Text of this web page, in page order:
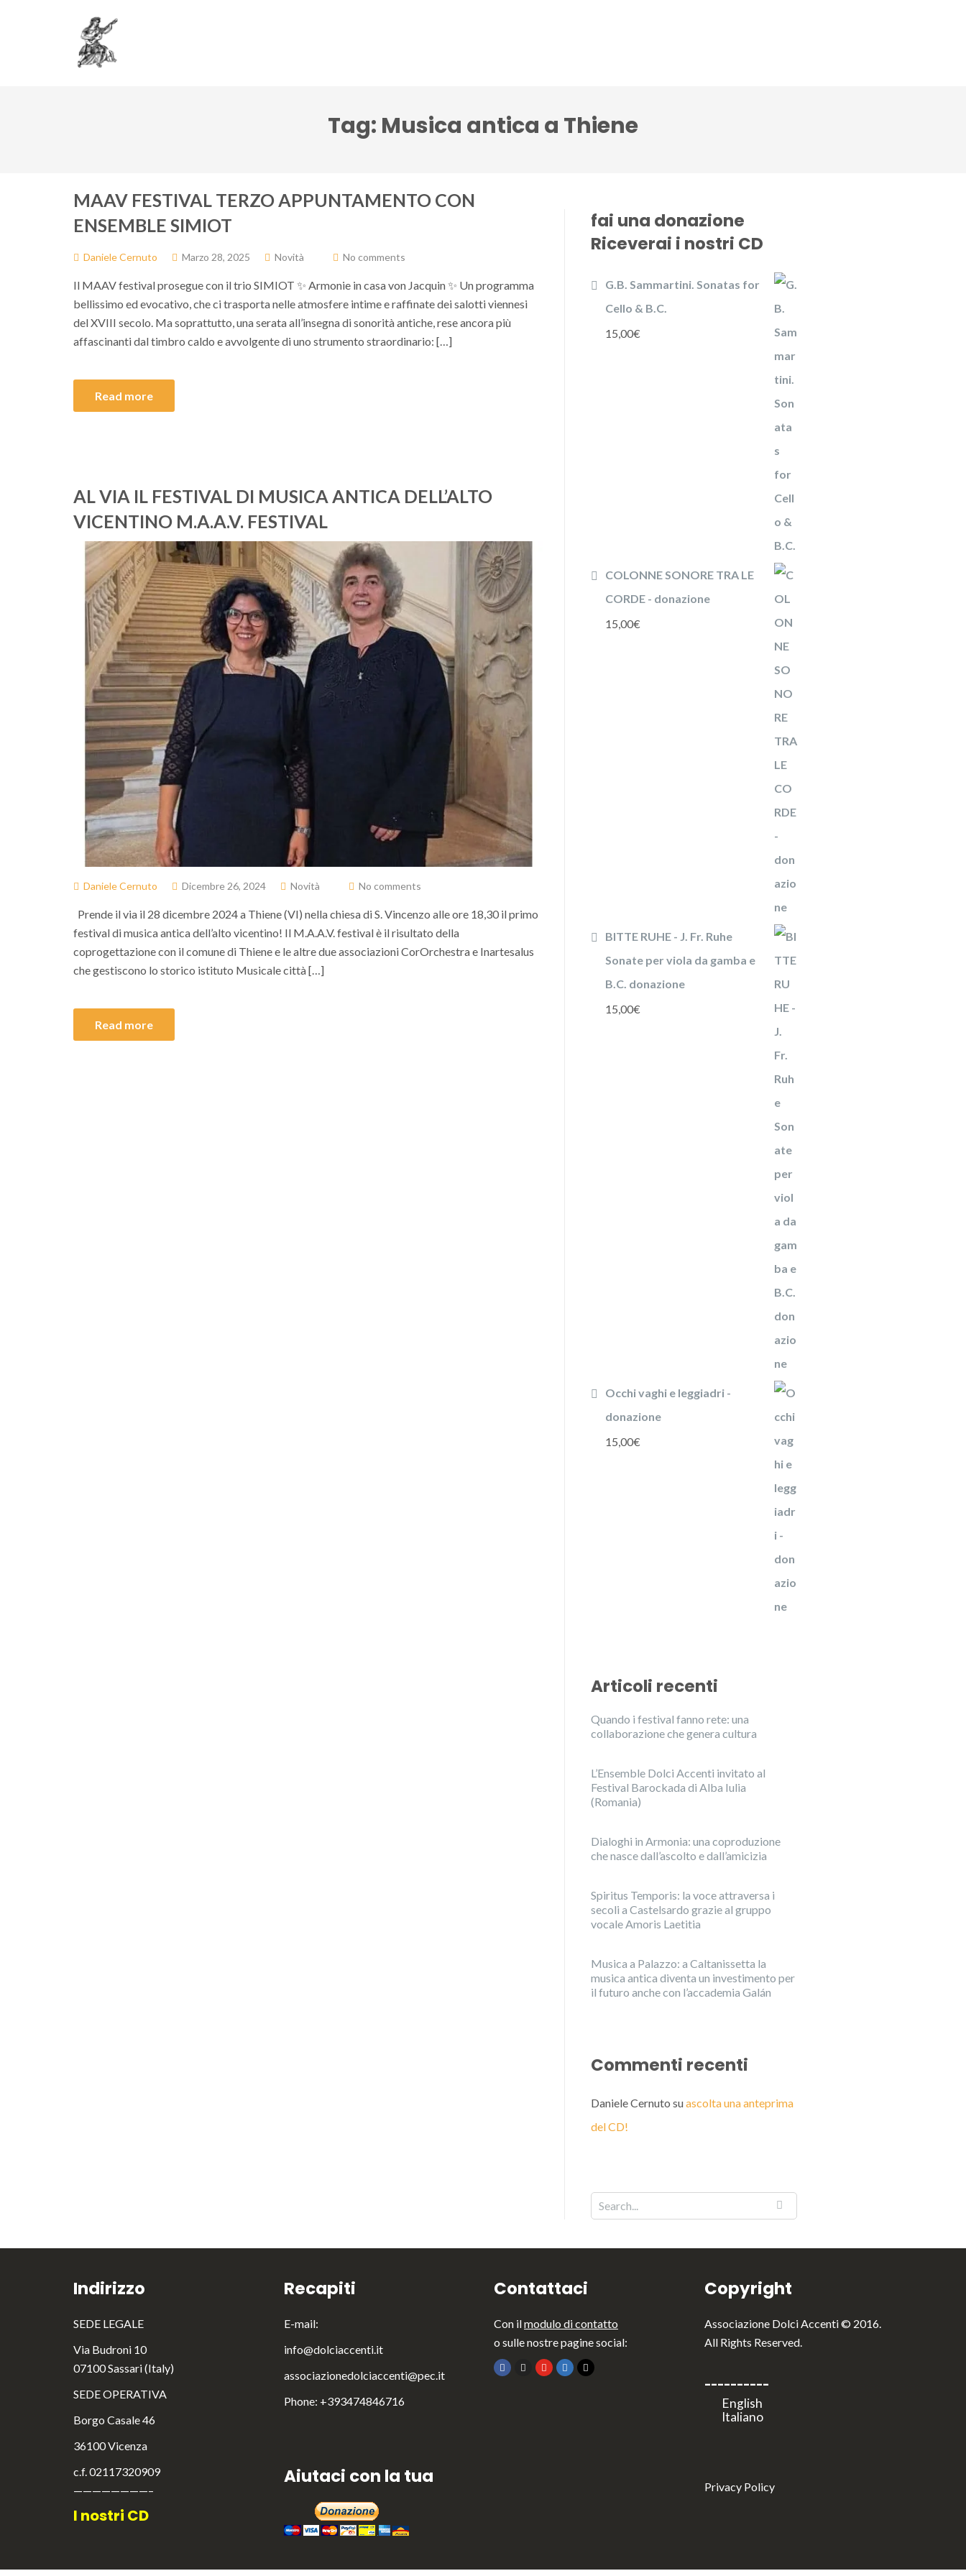
Tag: Musica antica a Thiene
MAAV FESTIVAL TERZO APPUNTAMENTO CON
ENSEMBLE SIMIOT
Daniele Cernuto Marzo 28, 2025 Novità No comments
Il MAAV festival prosegue con il trio SIMIOT ✨ Armonie in casa von Jacquin ✨ Un programma
bellissimo ed evocativo, che ci trasporta nelle atmosfere intime e raffinate dei salotti viennesi
del XVIII secolo. Ma soprattutto, una serata all’insegna di sonorità antiche, rese ancora più
affascinanti dal timbro caldo e avvolgente di uno strumento straordinario: […]
Read more
AL VIA IL FESTIVAL DI MUSICA ANTICA DELL’ALTO
VICENTINO M.A.A.V. FESTIVAL
Daniele Cernuto Dicembre 26, 2024 Novità No comments
Prende il via il 28 dicembre 2024 a Thiene (VI) nella chiesa di S. Vincenzo alle ore 18,30 il primo
festival di musica antica dell’alto vicentino! Il M.A.A.V. festival è il risultato della
coprogettazione con il comune di Thiene e le altre due associazioni CorOrchestra e Inartesalus
che gestiscono lo storico istituto Musicale città […]
Read more
fai una donazione
Riceverai i nostri CD
G.B. Sammartini. Sonatas for
Cello & B.C.
15,00€
COLONNE SONORE TRA LE
CORDE - donazione
15,00€
BITTE RUHE - J. Fr. Ruhe
Sonate per viola da gamba e
B.C. donazione
15,00€
Occhi vaghi e leggiadri -
donazione
15,00€
Articoli recenti
Quando i festival fanno rete: una
collaborazione che genera cultura
L’Ensemble Dolci Accenti invitato al
Festival Barockada di Alba Iulia
(Romania)
Dialoghi in Armonia: una coproduzione
che nasce dall’ascolto e dall’amicizia
Spiritus Temporis: la voce attraversa i
secoli a Castelsardo grazie al gruppo
vocale Amoris Laetitia
Musica a Palazzo: a Caltanissetta la
musica antica diventa un investimento per
il futuro anche con l’accademia Galán
Commenti recenti
Daniele Cernuto suascolta una anteprima
del CD!
Indirizzo
SEDE LEGALE
Via Budroni 10
07100 Sassari (Italy)
SEDE OPERATIVA
Borgo Casale 46
36100 Vicenza
c.f. 02117320909
————————–
I nostri CD
Recapiti
E-mail:
info@dolciaccenti.it
associazionedolciaccenti@pec.it
Phone: +393474846716
Aiutaci con la tua
Contattaci
Con ilmodulo di contatto
o sulle nostre pagine social:
Copyright
Associazione Dolci Accenti © 2016.
All Rights Reserved.
----------
Italiano
Privacy Policy